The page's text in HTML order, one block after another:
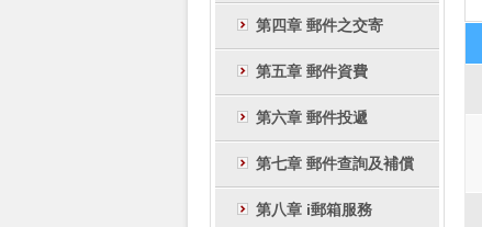
第四章 郵件之交寄
第五章 郵件資費
第六章 郵件投遞
第七章 郵件查詢及補償
第八章 i郵箱服務